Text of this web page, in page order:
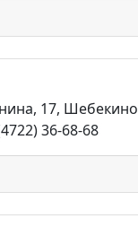
17, Шебекино
36-68-68